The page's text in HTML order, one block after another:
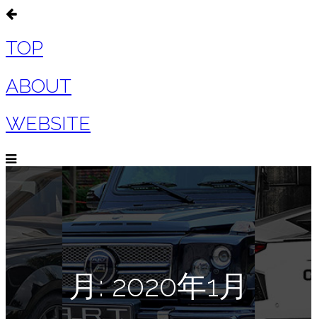
TOP
ABOUT
WEBSITE
月:2020年1月